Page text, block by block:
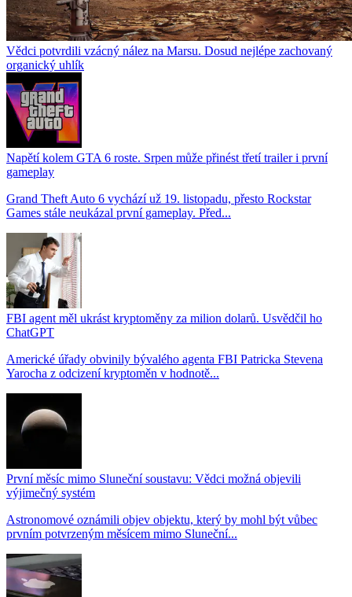
Vědci potvrdili vzácný nález na Marsu. Dosud nejlépe zachovaný
organický uhlík
Napětí kolem GTA 6 roste. Srpen může přinést třetí trailer i první
gameplay
Grand Theft Auto 6 vychází už 19. listopadu, přesto Rockstar
Games stále neukázal první gameplay. Před...
FBI agent měl ukrást kryptoměny za milion dolarů. Usvědčil ho
ChatGPT
Americké úřady obvinily bývalého agenta FBI Patricka Stevena
Yarocha z odcizení kryptoměn v hodnotě...
První měsíc mimo Sluneční soustavu: Vědci možná objevili
výjimečný systém
Astronomové oznámili objev objektu, který by mohl být vůbec
prvním potvrzeným měsícem mimo Sluneční...